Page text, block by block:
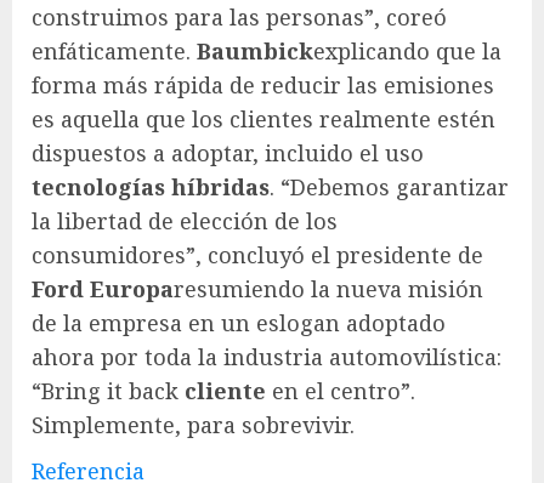
construimos para las personas”, coreó
enfáticamente. Baumbickexplicando que la
forma más rápida de reducir las emisiones
es aquella que los clientes realmente estén
dispuestos a adoptar, incluido el uso
tecnologías híbridas. “Debemos garantizar
la libertad de elección de los
consumidores”, concluyó el presidente de
Ford Europaresumiendo la nueva misión
de la empresa en un eslogan adoptado
ahora por toda la industria automovilística:
“Bring it back cliente en el centro”.
Simplemente, para sobrevivir.
Referencia